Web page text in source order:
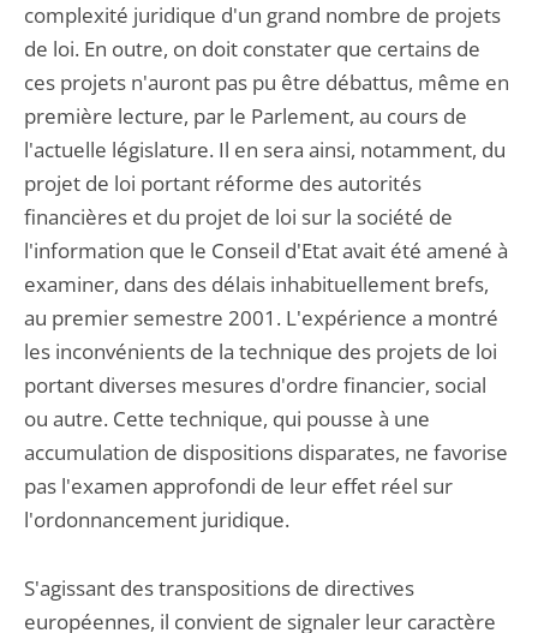
complexité juridique d'un grand nombre de projets
de loi. En outre, on doit constater que certains de
ces projets n'auront pas pu être débattus, même en
première lecture, par le Parlement, au cours de
l'actuelle législature. Il en sera ainsi, notamment, du
projet de loi portant réforme des autorités
financières et du projet de loi sur la société de
l'information que le Conseil d'Etat avait été amené à
examiner, dans des délais inhabituellement brefs,
au premier semestre 2001. L'expérience a montré
les inconvénients de la technique des projets de loi
portant diverses mesures d'ordre financier, social
ou autre. Cette technique, qui pousse à une
accumulation de dispositions disparates, ne favorise
pas l'examen approfondi de leur effet réel sur
l'ordonnancement juridique.
S'agissant des transpositions de directives
européennes, il convient de signaler leur caractère